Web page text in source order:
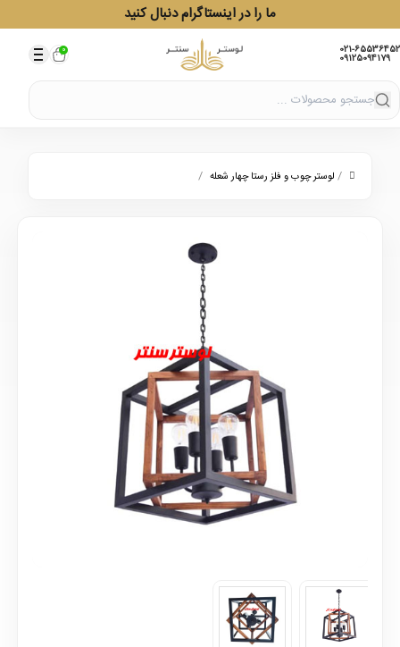
ما را در اینستاگرام دنبال کنید
021-65536452
09125094179
0
/ لوستر چوب و فلز رستا چهار شعله /